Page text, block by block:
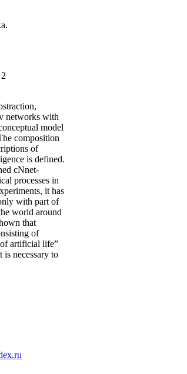
networks with
model
composition
of
is defined.
сNnet-
processes in
it has
with part of
world around
that
of
artificial life”
necessary to